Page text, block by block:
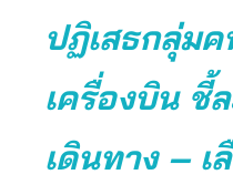
ปฏิเสธกลุ่ม
เครื่องบิน ชี้
เดินทาง –